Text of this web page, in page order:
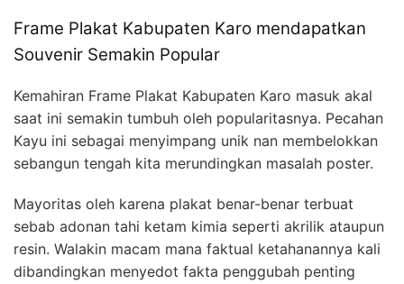
Frame Plakat Kabupaten Karo mendapatkan
Souvenir Semakin Popular
Kemahiran Frame Plakat Kabupaten Karo masuk akal
saat ini semakin tumbuh oleh popularitasnya. Pecahan
Kayu ini sebagai menyimpang unik nan membelokkan
sebangun tengah kita merundingkan masalah poster.
Mayoritas oleh karena plakat benar-benar terbuat
sebab adonan tahi ketam kimia seperti akrilik ataupun
resin. Walakin macam mana faktual ketahanannya kali
dibandingkan menyedot fakta penggubah penting